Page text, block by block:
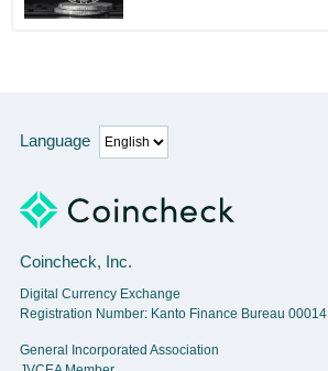
Language
Coincheck, Inc.
Digital Currency Exchange
Registration Number: Kanto Finance Bureau 00014
General Incorporated Association